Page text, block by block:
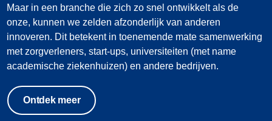
Maar in een branche die zich zo snel ontwikkelt als de
onze, kunnen we zelden afzonderlijk van anderen
innoveren. Dit betekent in toenemende mate samenwerking
met zorgverleners, start-ups, universiteiten (met name
academische ziekenhuizen) en andere bedrijven.
Ontdek meer